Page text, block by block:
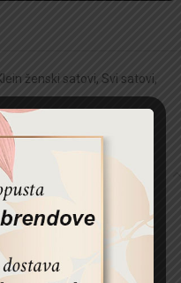
ženski satovi, Svi satovi,